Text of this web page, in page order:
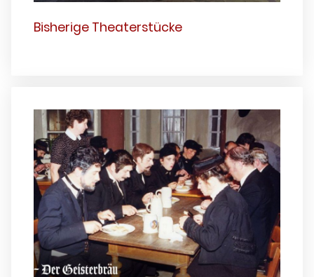
Bisherige Theaterstücke